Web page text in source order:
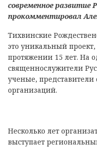
современное развитие
прокомментировал
Тихвинские
это уникальный
протяжении 15 лет. На
священнослужители
ученые,
организаций.
Несколько лет
выступает